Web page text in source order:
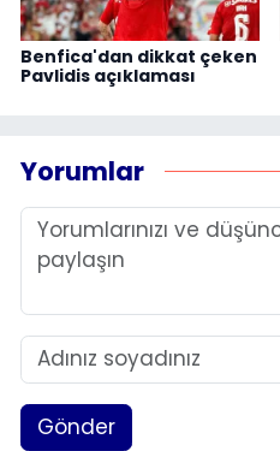
Benfica'dan dikkat çeken
Pavlidis açıklaması
Yorumlar
Gönder